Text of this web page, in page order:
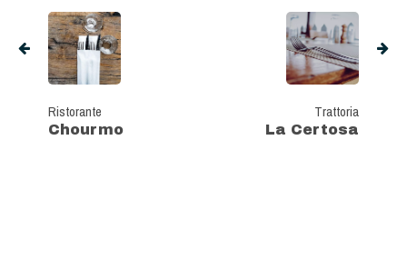
Ristorante
Chourmo
Trattoria
La Certosa